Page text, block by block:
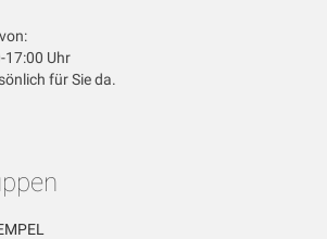
17:00 Uhr
für Sie da.